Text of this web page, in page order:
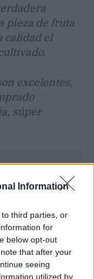
Information
third parties, or
for
below opt-out
that after your
seeing
utilized by
pieza de fruta
calidad el
excelentes,
súper